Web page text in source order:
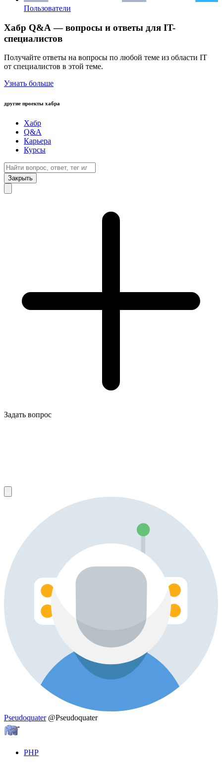
Пользователи
Хабр Q&A — вопросы и ответы для IT-
специалистов
Получайте ответы на вопросы по любой теме из области IT
от специалистов в этой теме.
Узнать больше
другие проекты хабра
Хабр
Q&A
Карьера
Курсы
Закрыть
Задать вопрос
Pseudoquater @Pseudoquater
PHP